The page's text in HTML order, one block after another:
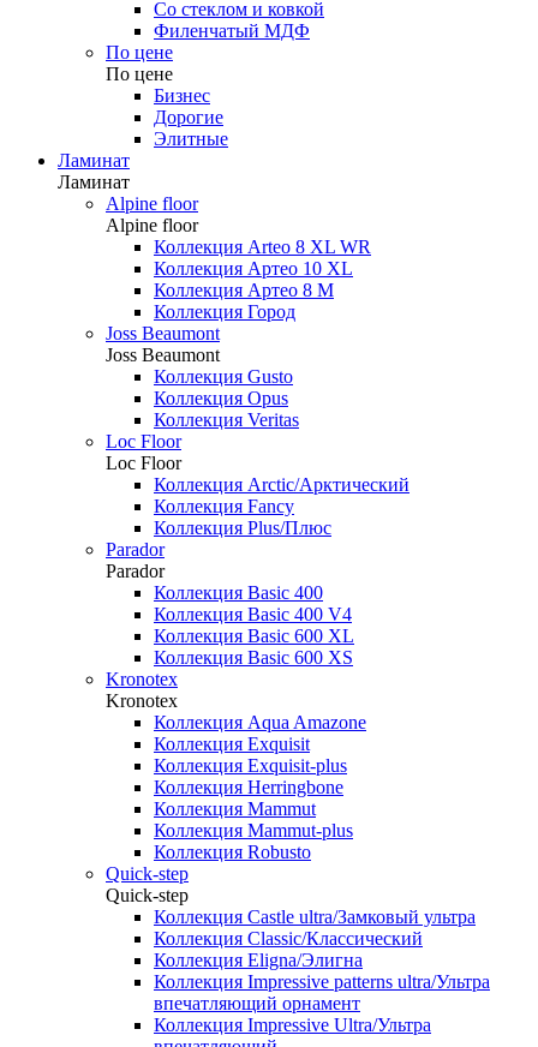
Со стеклом и ковкой
Филенчатый МДФ
По цене
По цене
Бизнес
Дорогие
Элитные
Ламинат
Ламинат
Alpine floor
Alpine floor
Коллекция Arteo 8 XL WR
Коллекция Артео 10 XL
Коллекция Артео 8 М
Коллекция Город
Joss Beaumont
Joss Beaumont
Коллекция Gusto
Коллекция Opus
Коллекция Veritas
Loc Floor
Loc Floor
Коллекция Arctic/Арктический
Коллекция Fancy
Коллекция Plus/Плюс
Parador
Parador
Коллекция Basic 400
Коллекция Basic 400 V4
Коллекция Basic 600 ХL
Коллекция Basic 600 ХS
Kronotex
Kronotex
Коллекция Aqua Amazone
Коллекция Exquisit
Коллекция Exquisit-plus
Коллекция Herringbone
Коллекция Mammut
Коллекция Mammut-plus
Коллекция Robusto
Quick-step
Quick-step
Коллекция Castle ultra/Замковый ультра
Коллекция Classic/Классический
Коллекция Eligna/Элигна
Коллекция Impressive patterns ultra/Ультра
впечатляющий орнамент
Коллекция Impressive Ultra/Ультра